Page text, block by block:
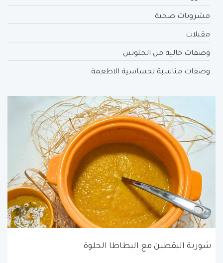
مشروبات صحية
مقبلات
وصفات خالية من الجلوتين
وصفات مناسبة لحساسية الاطعمة
شوربة اليقطين مع البطاطا الحلوة